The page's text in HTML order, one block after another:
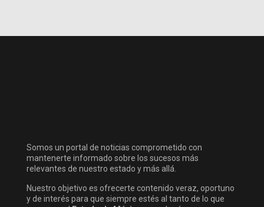
Somos un portal de noticias comprometido con
mantenerte informado sobre los sucesos más
relevantes de nuestro estado y más allá.
Nuestro objetivo es ofrecerte contenido veraz, oportuno
y de interés para que siempre estés al tanto de lo que